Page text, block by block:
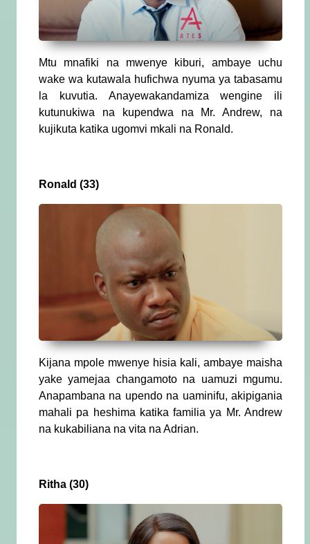
Mtu mnafiki na mwenye kiburi, ambaye uchu
wake wa kutawala hufichwa nyuma ya tabasamu
la kuvutia. Anayewakandamiza wengine ili
kutunukiwa na kupendwa na Mr. Andrew, na
kujikuta katika ugomvi mkali na Ronald.
Ronald (33)
Kijana mpole mwenye hisia kali, ambaye maisha
yake yamejaa changamoto na uamuzi mgumu.
Anapambana na upendo na uaminifu, akipigania
mahali pa heshima katika familia ya Mr. Andrew
na kukabiliana na vita na Adrian.
Ritha (30)